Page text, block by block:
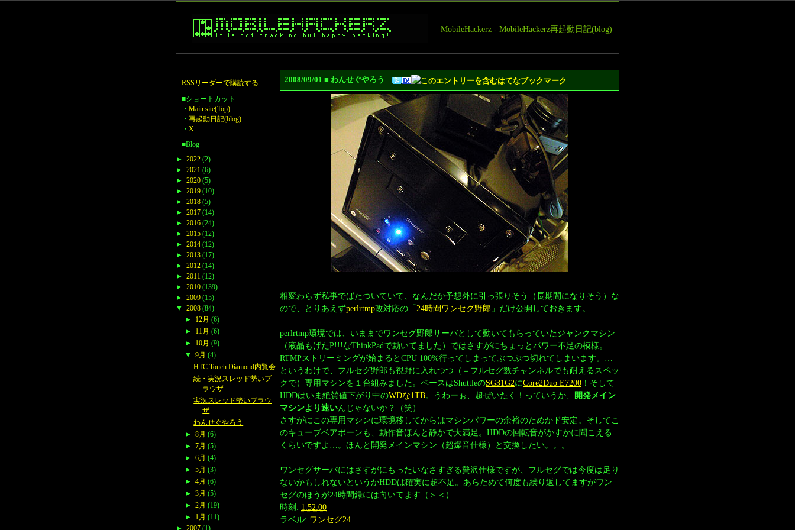
MobileHackerz - MobileHackerz再起動日記(blog)
2008/09/01 ■ わんせぐやろう
相変わらず私事でばたついていて、なんだか予想外に引っ張りそう（長期間になりそう）な
ので、とりあえずperlrtmp改対応の「24時間ワンセグ野郎 」だけ公開しておきます。
perlrtmp環境では、いままでワンセグ野郎サーバとして動いてもらっていたジャンクマシン
（液晶もげたP!!!なThinkPadで動いてました）ではさすがにちょっとパワー不足の模様。
RTMPストリーミングが始まるとCPU 100%行ってしまってぶつぶつ切れてしまいます。…
というわけで、フルセグ野郎も視野に入れつつ（＝フルセグ数チャンネルでも耐えるスペッ
クで）専用マシンを１台組みました。ベースはShuttleのSG31G2にCore2Duo E7200 ！そして
HDDはいま絶賛値下がり中のWDな1TB。うわーぉ、超ぜいたく！っていうか、 開発メイン
マシンより速いんじゃないか？（笑）
さすがにこの専用マシンに環境移してからはマシンパワーの余裕のためかド安定。そしてこ
のキューブベアボーンも、動作音ほんと静かで大満足。HDDの回転音がかすかに聞こえる
くらいですよ…。ほんと開発メインマシン（超爆音仕様）と交換したい。。。
ワンセグサーバにはさすがにもったいなさすぎる贅沢仕様ですが、フルセグでは今度は足り
ないかもしれないというかHDDは確実に超不足。あらためて何度も繰り返してますがワン
セグのほうが24時間録には向いてます（＞＜）
時刻: 1:52:00
ラベル: ワンセグ24
RSSリーダーで購読する
■ショートカット
・ Main site(Top)
・ 再起動日記(blog)
・ X
■Blog
► 2022 (2)
► 2021 (6)
► 2020 (5)
► 2019 (10)
► 2018 (5)
► 2017 (14)
► 2016 (24)
► 2015 (12)
► 2014 (12)
► 2013 (17)
► 2012 (14)
► 2011 (12)
► 2010 (139)
► 2009 (15)
▼ 2008 (84)
►
12月 (6)
►
11月 (6)
►
10月 (9)
▼ 9月 (4)
HTC Touch Diamond内覧会
続・実況スレッド勢いブ
ラウザ
実況スレッド勢いブラウ
ザ
わんせぐやろう
► 8月 (6)
► 7月 (5)
► 6月 (4)
► 5月 (3)
► 4月 (6)
► 3月 (5)
► 2月 (19)
►
1月 (11)